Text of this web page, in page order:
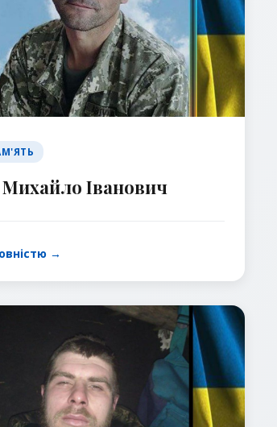
Іванович
→